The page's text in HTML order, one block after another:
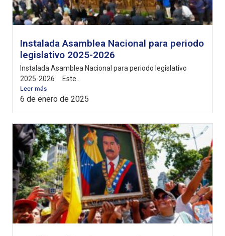
Instalada Asamblea Nacional para periodo
legislativo 2025-2026
Instalada Asamblea Nacional para periodo legislativo
2025-2026 Este...
Leer más
6 de enero de 2025